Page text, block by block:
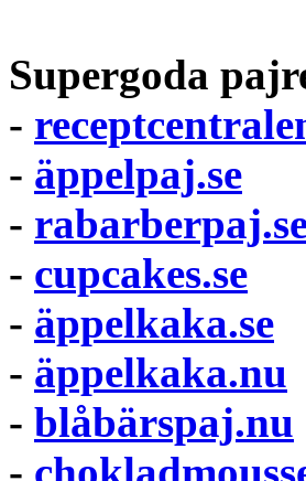
Supergoda
-
- äppelpaj.se
-
- cupcakes.se
- äppelkaka.se
- äppelkaka.nu
- blåbärspaj.nu